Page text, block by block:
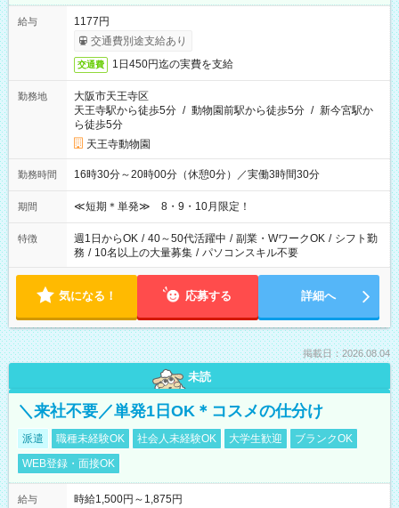
給与
1177円
交通費別途支給あり
交通費 1日450円迄の実費を支給
勤務地
大阪市天王寺区
天王寺駅から徒歩5分 / 動物園前駅から徒歩5分 / 新今宮駅か
ら徒歩5分
天王寺動物園
勤務時間 16時30分～20時00分（休憩0分）／実働3時間30分
期間 ≪短期＊単発≫ 8・9・10月限定！
特徴 週1日からOK / 40～50代活躍中 / 副業・WワークOK / シフト勤
務 / 10名以上の大量募集 / パソコンスキル不要
気になる！ 応募する 詳細へ
掲載日：2026.08.04
未読
＼来社不要／単発1日OK＊コスメの仕分け
派遣 職種未経験OK 社会人未経験OK 大学生歓迎
ブランクOK
WEB登録・面接OK
給与 時給1,500円～1,875円